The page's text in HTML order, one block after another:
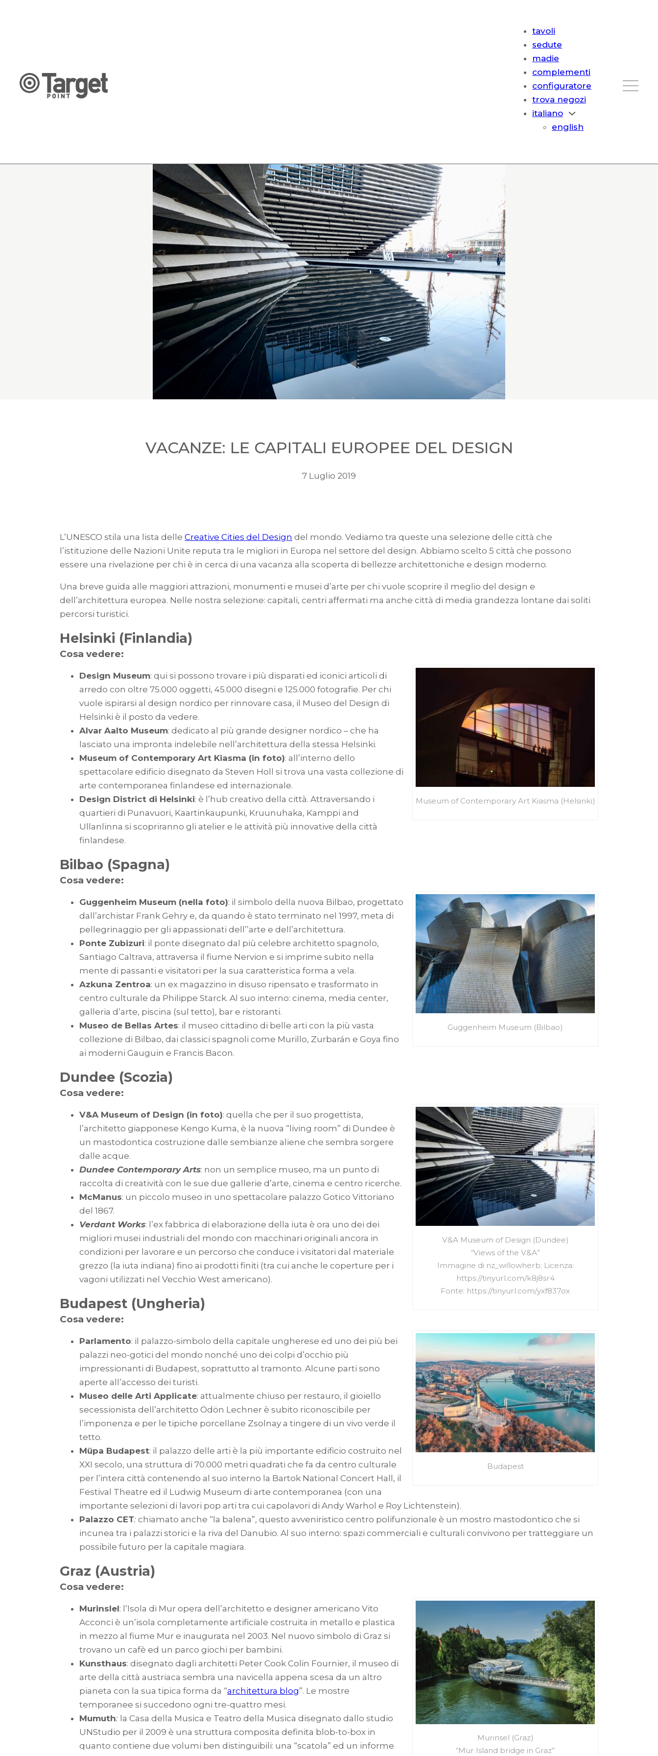
tavoli
sedute
madie
complementi
configuratore
trova negozi
italiano
english
VACANZE: LE CAPITALI EUROPEE DEL DESIGN
7 Luglio 2019
L’UNESCO stila una lista delle Creative Cities del Design del mondo. Vediamo tra queste una selezione delle città che
l’istituzione delle Nazioni Unite reputa tra le migliori in Europa nel settore del design. Abbiamo scelto 5 città che possono
essere una rivelazione per chi è in cerca di una vacanza alla scoperta di bellezze architettoniche e design moderno.
Una breve guida alle maggiori attrazioni, monumenti e musei d’arte per chi vuole scoprire il meglio del design e
dell’architettura europea. Nelle nostra selezione: capitali, centri affermati ma anche città di media grandezza lontane dai soliti
percorsi turistici.
Helsinki (Finlandia)
Cosa vedere:
Museum of Contemporary Art Kiasma (Helsinki)
Design Museum: qui si possono trovare i più disparati ed iconici articoli di
arredo con oltre 75.000 oggetti, 45.000 disegni e 125.000 fotografie. Per chi
vuole ispirarsi al design nordico per rinnovare casa, il Museo del Design di
Helsinki è il posto da vedere.
Alvar Aalto Museum: dedicato al più grande designer nordico – che ha
lasciato una impronta indelebile nell’architettura della stessa Helsinki.
Museum of Contemporary Art Kiasma (in foto): all’interno dello
spettacolare edificio disegnato da Steven Holl si trova una vasta collezione di
arte contemporanea finlandese ed internazionale.
Design District di Helsinki: è l’hub creativo della città. Attraversando i
quartieri di Punavuori, Kaartinkaupunki, Kruunuhaka, Kamppi and
Ullanlinna si scopriranno gli atelier e le attività più innovative della città
finlandese.
Bilbao (Spagna)
Cosa vedere:
Guggenheim Museum (Bilbao)
Guggenheim Museum (nella foto): il simbolo della nuova Bilbao, progettato
dall’archistar Frank Gehry e, da quando è stato terminato nel 1997, meta di
pellegrinaggio per gli appassionati dell’’arte e dell’architettura.
Ponte Zubizuri: il ponte disegnato dal più celebre architetto spagnolo,
Santiago Caltrava, attraversa il fiume Nervion e si imprime subito nella
mente di passanti e visitatori per la sua caratteristica forma a vela.
Azkuna Zentroa: un ex magazzino in disuso ripensato e trasformato in
centro culturale da Philippe Starck. Al suo interno: cinema, media center,
galleria d’arte, piscina (sul tetto), bar e ristoranti.
Museo de Bellas Artes: il museo cittadino di belle arti con la più vasta
collezione di Bilbao, dai classici spagnoli come Murillo, Zurbarán e Goya fino
ai moderni Gauguin e Francis Bacon.
Dundee (Scozia)
Cosa vedere:
V&A Museum of Design (Dundee)
“Views of the V&A”
Immagine di nz_willowherb; Licenza:
https://tinyurl.com/k8j8sr4
Fonte: https://tinyurl.com/yxf837ox
V&A Museum of Design (in foto): quella che per il suo progettista,
l’architetto giapponese Kengo Kuma, è la nuova “living room” di Dundee è
un mastodontica costruzione dalle sembianze aliene che sembra sorgere
dalle acque.
Dundee Contemporary Arts: non un semplice museo, ma un punto di
raccolta di creatività con le sue due gallerie d’arte, cinema e centro ricerche.
McManus: un piccolo museo in uno spettacolare palazzo Gotico Vittoriano
del 1867.
Verdant Works: l’ex fabbrica di elaborazione della iuta è ora uno dei dei
migliori musei industriali del mondo con macchinari originali ancora in
condizioni per lavorare e un percorso che conduce i visitatori dal materiale
grezzo (la iuta indiana) fino ai prodotti finiti (tra cui anche le coperture per i
vagoni utilizzati nel Vecchio West americano).
Budapest (Ungheria)
Cosa vedere:
Budapest
Parlamento: il palazzo-simbolo della capitale ungherese ed uno dei più bei
palazzi neo-gotici del mondo nonché uno dei colpi d’occhio più
impressionanti di Budapest, soprattutto al tramonto. Alcune parti sono
aperte all’accesso dei turisti.
Museo delle Arti Applicate: attualmente chiuso per restauro, il gioiello
secessionista dell’architetto Ödön Lechner è subito riconoscibile per
l’imponenza e per le tipiche porcellane Zsolnay a tingere di un vivo verde il
tetto.
Müpa Budapest: il palazzo delle arti è la più importante edificio costruito nel
XXI secolo, una struttura di 70.000 metri quadrati che fa da centro culturale
per l’intera città contenendo al suo interno la Bartok National Concert Hall, il
Festival Theatre ed il Ludwig Museum di arte contemporanea (con una
importante selezioni di lavori pop arti tra cui capolavori di Andy Warhol e Roy Lichtenstein).
Palazzo CET: chiamato anche “la balena”, questo avveniristico centro polifunzionale è un mostro mastodontico che si
incunea tra i palazzi storici e la riva del Danubio. Al suo interno: spazi commerciali e culturali convivono per tratteggiare un
possibile futuro per la capitale magiara.
Graz (Austria)
Cosa vedere:
Murinsel (Graz)
“Mur Island bridge in Graz”
Murinslel: l’Isola di Mur opera dell’architetto e designer americano Vito
Acconci è un’isola completamente artificiale costruita in metallo e plastica
in mezzo al fiume Mur e inaugurata nel 2003. Nel nuovo simbolo di Graz si
trovano un cafè ed un parco giochi per bambini.
Kunsthaus: disegnato dagli architetti Peter Cook Colin Fournier, il museo di
arte della città austriaca sembra una navicella appena scesa da un altro
pianeta con la sua tipica forma da “architettura blog”. Le mostre
temporanee si succedono ogni tre-quattro mesi.
Mumuth: la Casa della Musica e Teatro della Musica disegnato dallo studio
UNStudio per il 2009 è una struttura composita definita blob-to-box in
quanto contiene due volumi ben distinguibili: una “scatola” ed un informe